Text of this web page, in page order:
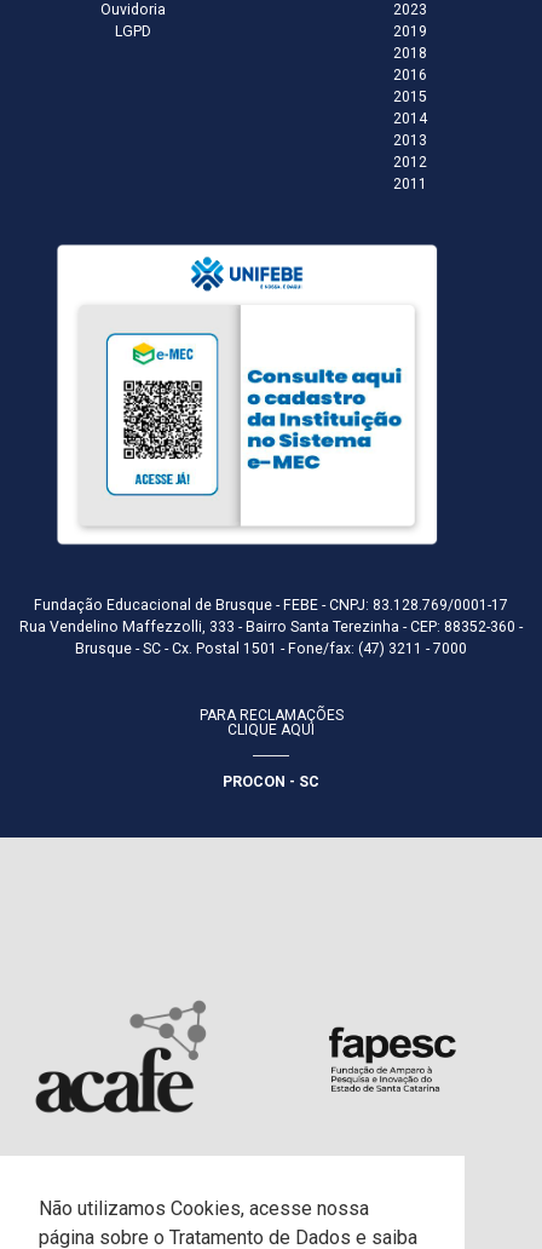
Não utilizamos Cookies, acesse nossa
página sobre o Tratamento de Dados e saiba
Ouvidoria
LGPD
2023
2019
2018
2016
2015
2014
2013
2012
2011
Fundação Educacional de Brusque - FEBE - CNPJ: 83.128.769/0001-17
Rua Vendelino Maffezzolli, 333 - Bairro Santa Terezinha - CEP: 88352-360 -
Brusque - SC - Cx. Postal 1501 - Fone/fax: (47) 3211 - 7000
PARA RECLAMAÇÕES
CLIQUE AQUI
PROCON - SC